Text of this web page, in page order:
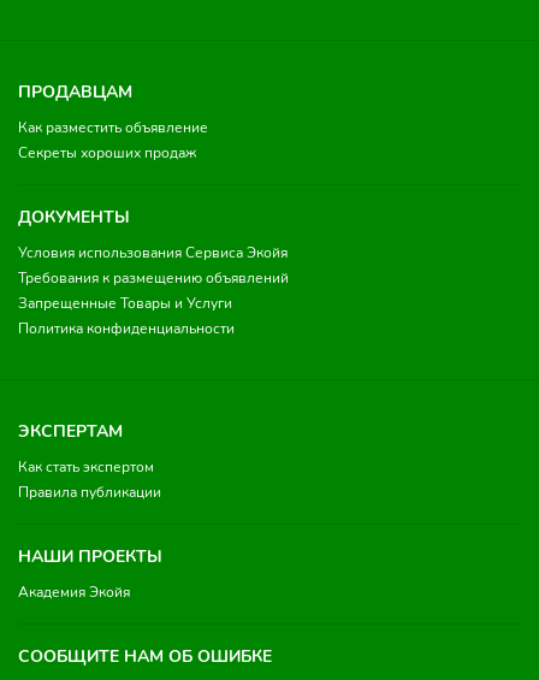
ПРОДАВЦАМ
Как разместить объявление
Секреты хороших продаж
ДОКУМЕНТЫ
Условия использования Сервиса Экойя
Требования к размещению объявлений
Запрещенные Товары и Услуги
Политика конфиденциальности
ЭКСПЕРТАМ
Как стать экспертом
Правила публикации
НАШИ ПРОЕКТЫ
Академия Экойя
СООБЩИТЕ НАМ ОБ ОШИБКЕ